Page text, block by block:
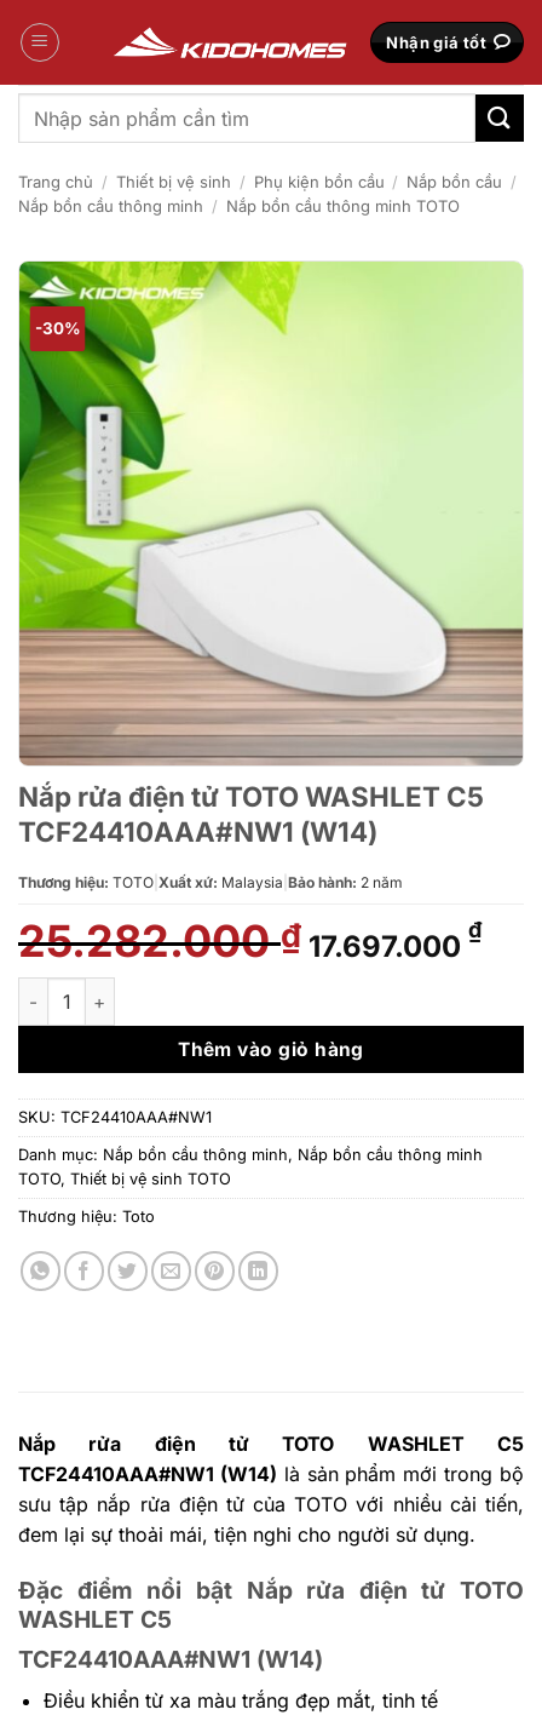
qua
Nhận giá tốt
Tìm
kiếm:
Trang chủ / Thiết bị vệ sinh / Phụ kiện bồn cầu / Nắp bồn cầu /
Nắp bồn cầu thông minh / Nắp bồn cầu thông minh TOTO
-30%
Nắp rửa điện tử TOTO WASHLET C5
TCF24410AAA#NW1 (W14)
Thương hiệu: TOTO Xuất xứ: Malaysia Bảo hành: 2 năm
25.282.000₫ Giá
gốc
25.282.000 ₫.
17.697.000 ₫Giá
là:
Nắp rửa điện tử TOTO WASHLET C5 TCF24410AAA#NW1
Thêm vào giỏ hàng
SKU: TCF24410AAA#NW1
Danh mục: Nắp bồn cầu thông minh, Nắp bồn cầu thông minh
TOTO, Thiết bị vệ sinh TOTO
Thương hiệu: Toto
Nắp rửa điện tử TOTO WASHLET C5
TCF24410AAA#NW1 (W14) là sản phẩm mới trong bộ
sưu tập nắp rửa điện tử của TOTO với nhiều cải tiến,
đem lại sự thoải mái, tiện nghi cho người sử dụng.
Đặc điểm nổi bật Nắp rửa điện tử TOTO
WASHLET C5
TCF24410AAA#NW1 (W14)
Điều khiển từ xa màu trắng đẹp mắt, tinh tế